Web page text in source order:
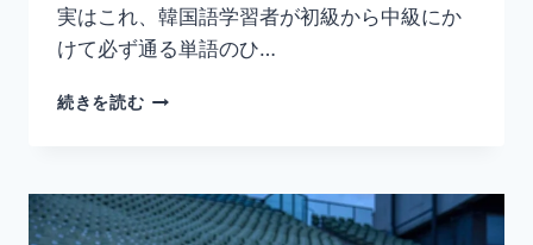
実はこれ、韓国語学習者が初級から中級にか
けて必ず通る単語のひ…
続きを読む韓
떻
다」